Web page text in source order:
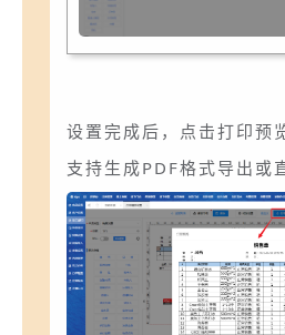
设置完成后，点击打印预
支持生成PDF格式导出或